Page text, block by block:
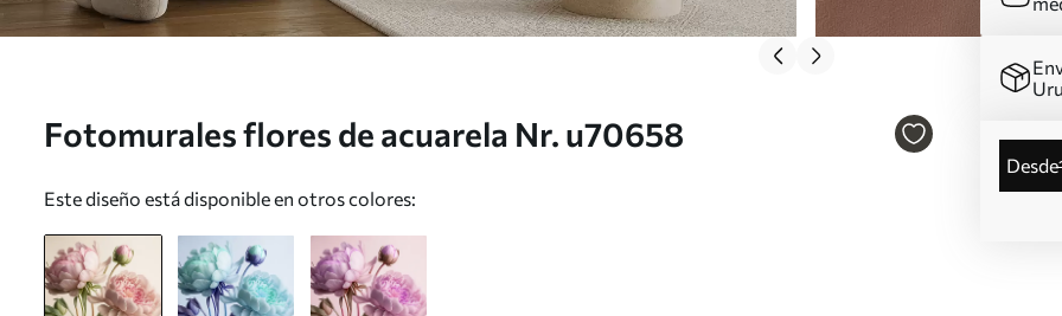
Fotomurales flores de acuarela Nr. u70658
Este diseño está disponible en otros colores:
desde